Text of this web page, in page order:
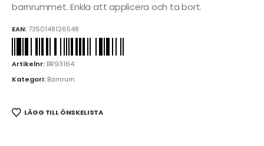
barnrummet. Enkla att applicera och ta bort.
EAN:7350148126548
Artikelnr: BR93164
Kategori: Barnrum
LÄGG TILL ÖNSKELISTA